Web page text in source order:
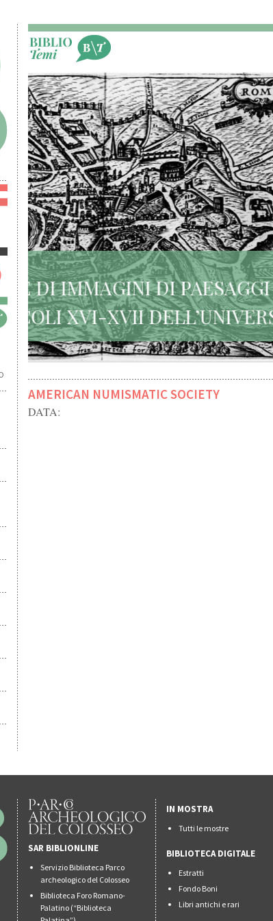
2014, 28 OTTOBRE
LA COLLEZIONE DI
URBANI DEI SECOLI
DI COLONIA
AMERICAN NUMISMATIC SOCIETY
DATA:
SAR BIBLIONLINE
Servizio Biblioteca Parco
archeologico del Colosseo
Biblioteca Foro Romano-
Palatino (“Biblioteca
IN MOSTRA
Tutti le mostre
BIBLIOTECA DIGITALE
Estratti
Fondo Boni
Libri antichi e rari